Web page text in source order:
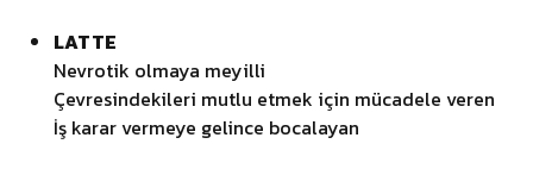
LATTE
Nevrotik olmaya meyilli
Çevresindekileri mutlu etmek için mücadele veren
İş karar vermeye gelince bocalayan